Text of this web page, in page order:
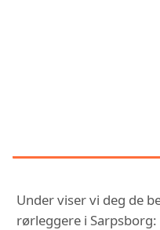
Under viser vi deg de
rørleggere i Sarpsborg: